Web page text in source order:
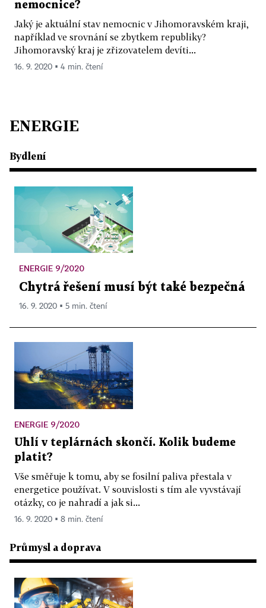
nemocnice?
Jaký je aktuální stav nemocnic v Jihomoravském kraji,
například ve srovnání se zbytkem republiky?
Jihomoravský kraj je zřizovatelem devíti...
16. 9. 2020 ▪ 4 min. čtení
ENERGIE
Bydlení
Chytrá řešení musí být také bezpečná
ENERGIE 9/2020
16. 9. 2020 ▪ 5 min. čtení
ENERGIE 9/2020
Uhlí v teplárnách skončí. Kolik budeme
platit?
Vše směřuje k tomu, aby se fosilní paliva přestala v
energetice používat. V souvislosti s tím ale vyvstávají
otázky, co je nahradí a jak si...
16. 9. 2020 ▪ 8 min. čtení
Průmysl a doprava